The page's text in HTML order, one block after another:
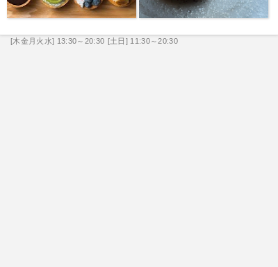
[木金月火水] 13:30～20:30 [土日] 11:30～20:30